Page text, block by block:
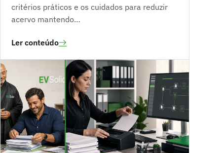
critérios práticos e os cuidados para reduzir
acervo mantendo…
Ler conteúdo